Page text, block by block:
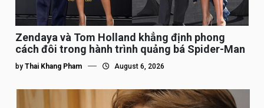
Zendaya và Tom Holland khẳng định phong
cách đôi trong hành trình quảng bá Spider-Man
by Thai Khang Pham August 6, 2026